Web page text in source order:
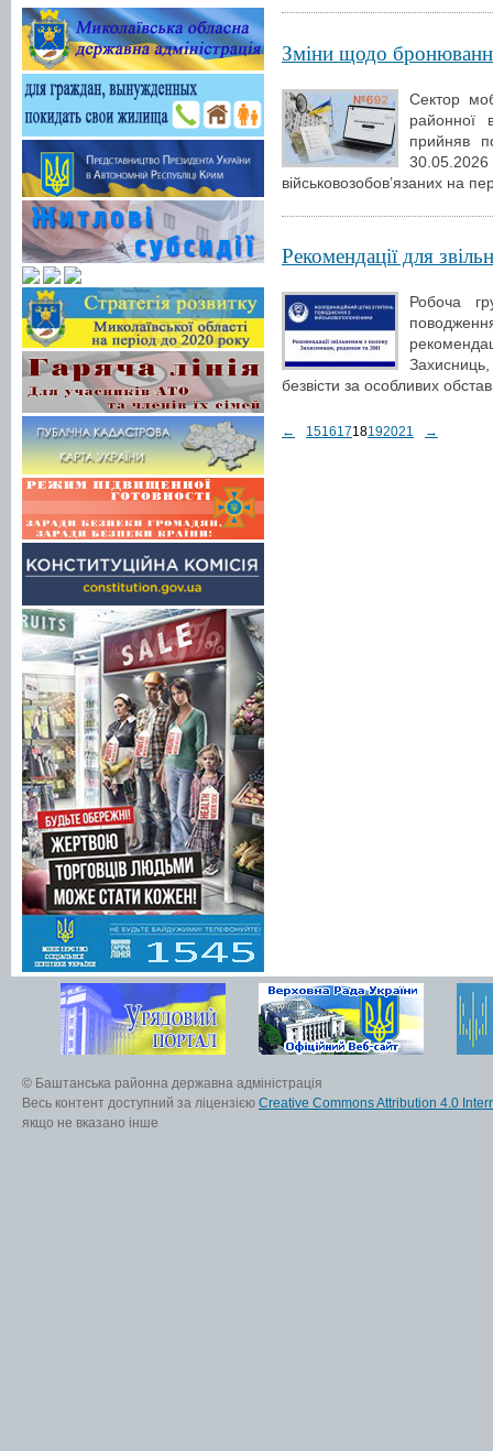
Зміни щодо
Сектор
районної
прийняв
військовозобов’язаних на
Рекомендації для
Робоча
безвісти за особливих
← 15161718192021 →
© Баштанська районна державна адміністрація
Весь контент доступний за ліцензією Creative Commons Attribution 4.0
якщо не вказано інше